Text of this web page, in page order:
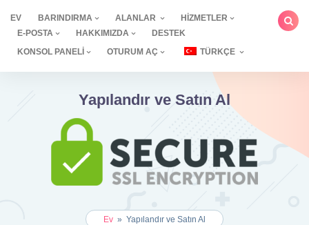
geçEV BARINDIRMA ALANLAR
HIZMETLER
E-POSTA
HAKKIMIZDA
DESTEK
KONSOL PANELI
OTURUM AÇ TÜRKÇE
Yapılandır ve Satın Al
Ev » Yapılandır ve Satın Al